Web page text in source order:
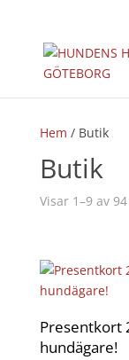
Hem / Butik
Butik
Visar 1–9 av
Presentkort
hundägare!